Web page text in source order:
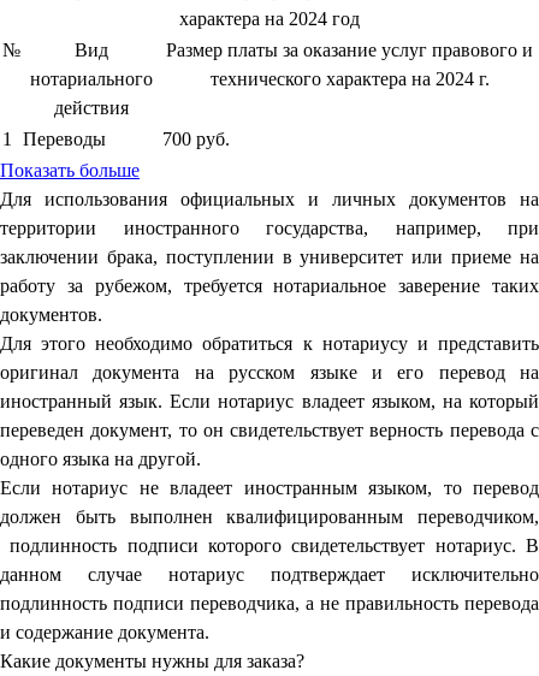
характера на 2024 год
№
Вид
нотариального
действия
Размер платы за оказание услуг правового и
технического характера на 2024 г.
1 Переводы
700 руб.
Показать больше
Для использования официальных и личных документов на
территории иностранного государства, например, при
заключении брака, поступлении в университет или приеме на
работу за рубежом, требуется нотариальное заверение таких
документов.
Для этого необходимо обратиться к нотариусу и представить
оригинал документа на русском языке и его перевод на
иностранный язык. Если нотариус владеет языком, на который
переведен документ, то он свидетельствует верность перевода с
одного языка на другой.
Если нотариус не владеет иностранным языком, то перевод
должен быть выполнен квалифицированным переводчиком,
подлинность подписи которого свидетельствует нотариус. В
данном случае нотариус подтверждает исключительно
подлинность подписи переводчика, а не правильность перевода
и содержание документа.
Какие документы нужны для заказа?